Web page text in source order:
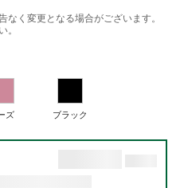
く変更となる場合がございます。
。
ズ ブラック